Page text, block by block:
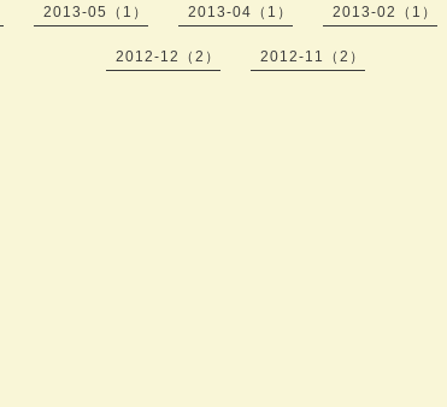
2013-05（1） 2013-04（1） 2013-02（1）
2012-12（2） 2012-11（2）